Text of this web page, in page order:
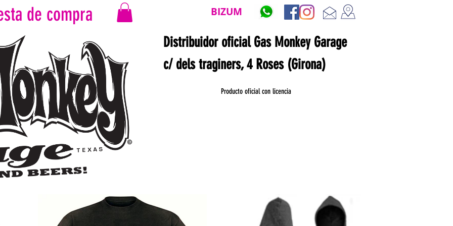
de compra BIZUM
Producto oficial con licencia
c/ dels traginers, 4 Roses (Girona)
Distribuidor oficial Gas Monkey Garage